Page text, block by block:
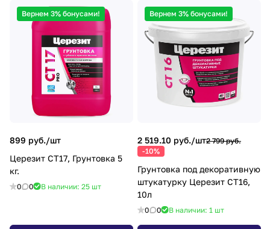
Вернем 3% бонусами!
899 руб./шт
Церезит СТ17, Грунтовка 5
кг.
0 0 В наличии: 25 шт
Вернем 3% бонусами!
2 519.10 руб./шт2 799 руб.
-10%
Грунтовка под декоративную
штукатурку Церезит СТ16,
10л
0 0 В наличии: 1 шт